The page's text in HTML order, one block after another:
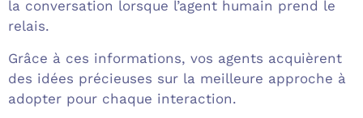
la conversation lorsque l’agent humain prend le
relais.
Grâce à ces informations, vos agents acquièrent
des idées précieuses sur la meilleure approche à
adopter pour chaque interaction.